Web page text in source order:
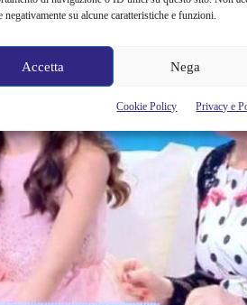
negativamente su alcune caratteristiche e funzioni.
Accetta Nega
Cookie Policy Privacy e